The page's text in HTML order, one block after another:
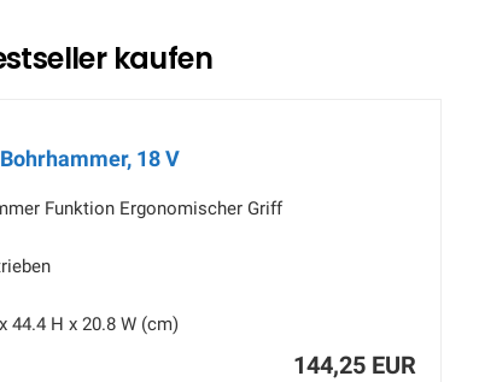
kaufen
18 V
Funktion Ergonomischer Griff
44.4 H x 20.8 W (cm)
144,25 EUR